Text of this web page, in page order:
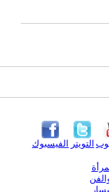
الفيسبوك التويتر